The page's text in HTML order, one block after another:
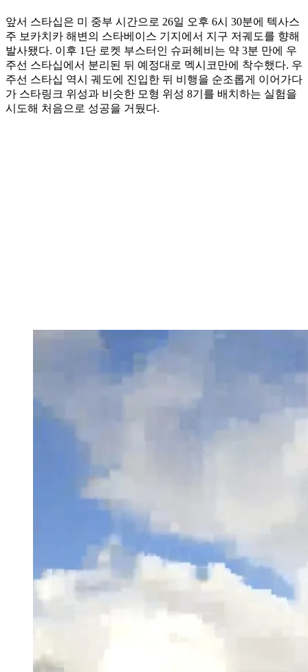
앞서 스타십은 미 중부 시간으로 26일 오후 6시 30분에 텍사스
주 보카치카 해변의 스타베이스 기지에서 지구 저궤도를 향해
발사됐다. 이후 1단 로켓 부스터인 슈퍼헤비는 약 3분 만에 우
주선 스타십에서 분리된 뒤 예정대로 멕시코만에 착수했다. 우
주선 스타십 역시 궤도에 진입한 뒤 비행을 순조롭게 이어가다
가 스타링크 위성과 비슷한 모형 위성 8기를 배치하는 실험을
시도해 처음으로 성공을 거뒀다.